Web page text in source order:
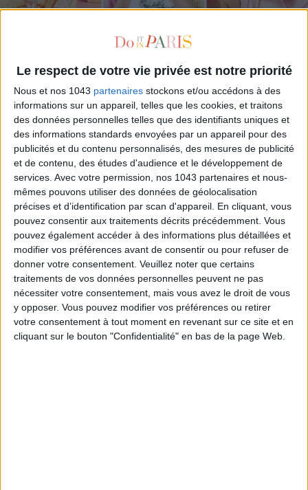
Le respect de votre vie privée est notre priorité
Nous et nos 1043 partenaires stockons et/ou accédons à des
informations sur un appareil, telles que les cookies, et traitons
des données personnelles telles que des identifiants uniques et
des informations standards envoyées par un appareil pour des
publicités et du contenu personnalisés, des mesures de publicité
et de contenu, des études d'audience et le développement de
services. Avec votre permission, nos 1043 partenaires et nous-
mêmes pouvons utiliser des données de géolocalisation
précises et d’identification par scan d'appareil. En cliquant, vous
pouvez consentir aux traitements décrits précédemment. Vous
pouvez également accéder à des informations plus détaillées et
modifier vos préférences avant de consentir ou pour refuser de
donner votre consentement. Veuillez noter que certains
traitements de vos données personnelles peuvent ne pas
nécessiter votre consentement, mais vous avez le droit de vous
y opposer. Vous pouvez modifier vos préférences ou retirer
votre consentement à tout moment en revenant sur ce site et en
cliquant sur le bouton "Confidentialité" en bas de la page Web.
ADOPT PARFUMS IS REVOLUTIONIZING AFFORDABLE MADE-IN-FRANCE
FRAGRANCES
15 IDEAS FOR ENJOYING AUGUST IN PARIS